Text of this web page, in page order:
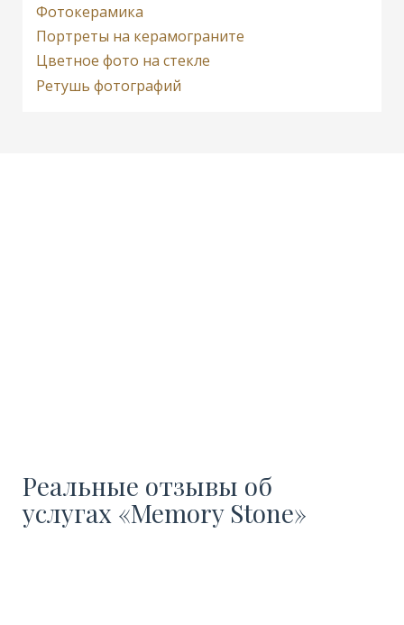
Фотокерамика
Портреты на керамограните
Цветное фото на стекле
Ретушь фотографий
Реальные отзывы об
услугах «Memory Stone»